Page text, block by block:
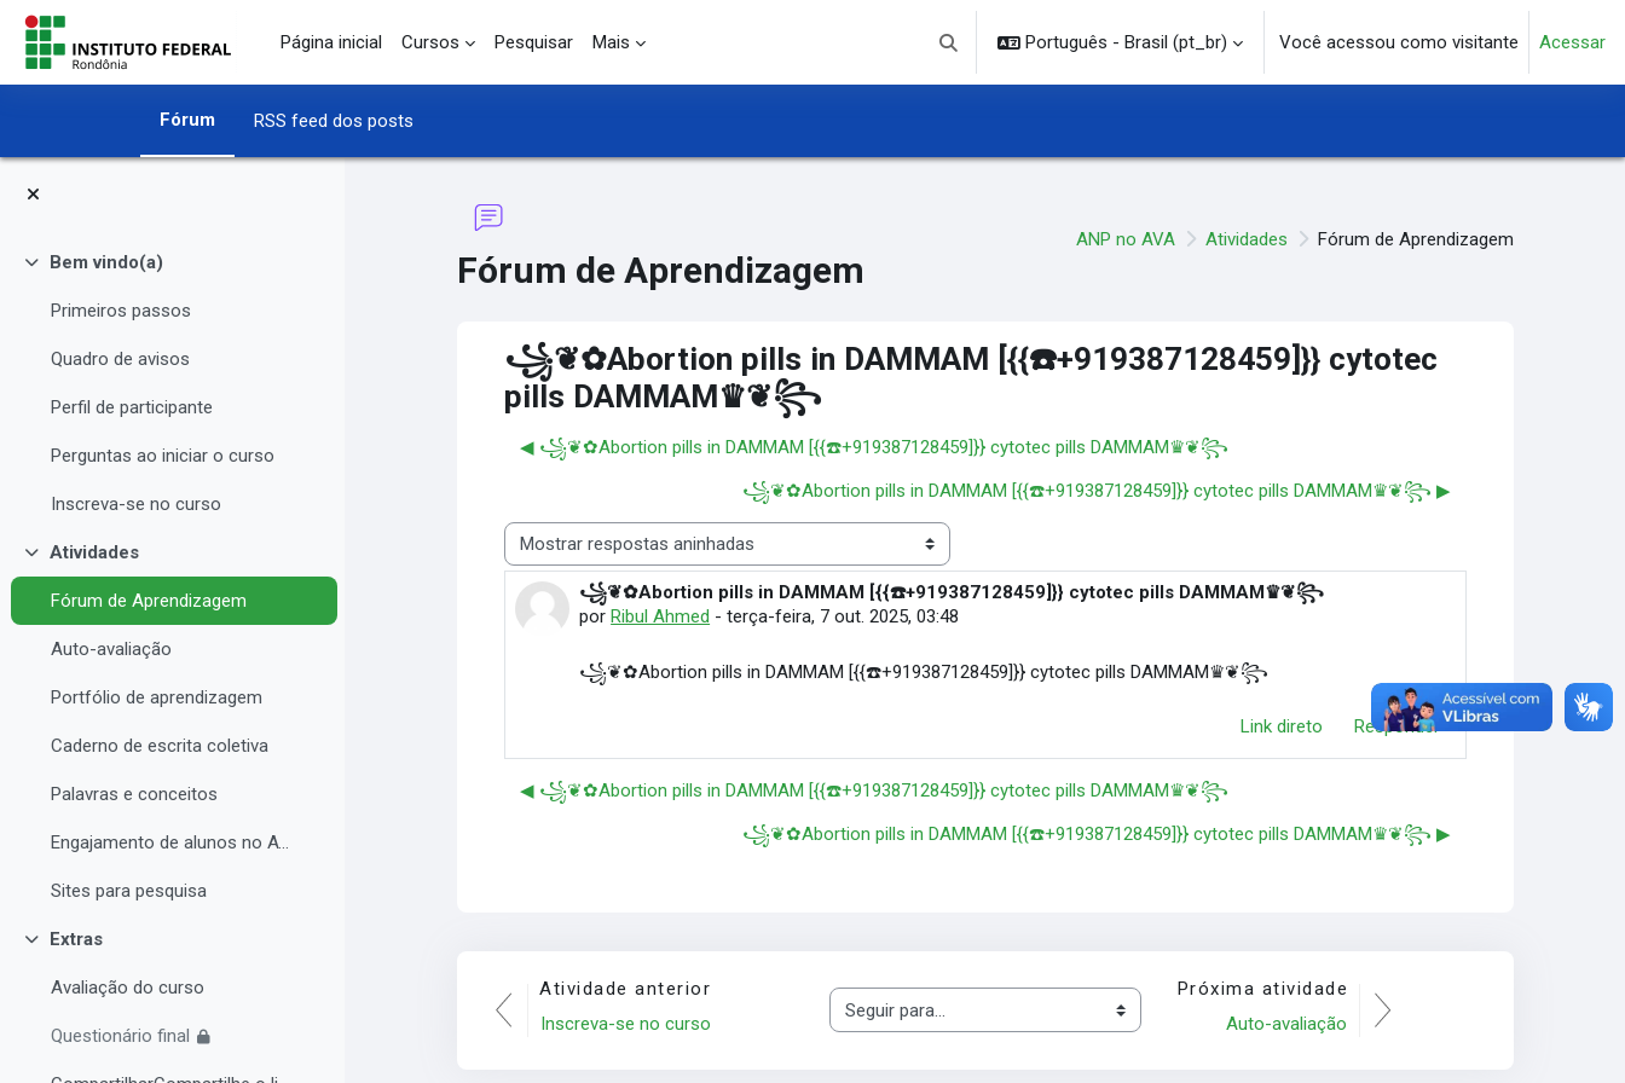
Ir para o conteúdo principal
Página inicial
Cursos Pesquisar Mais
Alternar entrada de pesquisa
Português - Brasil ‎(pt_br)‎ Você acessou como visitante Acessar
Fórum RSS feed dos posts
Contrair
Bem vindo(a)
Primeiros passos
Quadro de avisos
Perfil de participante
Perguntas ao iniciar o curso
Inscreva-se no curso
Contrair
Atividades
Fórum de Aprendizagem
Auto-avaliação
Portfólio de aprendizagem
Caderno de escrita coletiva
Palavras e conceitos
Engajamento de alunos no AVA e Desempenho Acadêmico
Sites para pesquisa
Contrair
Extras
Avaliação do curso
Questionário final
Fórum de Aprendizagem
ANP no AVA Atividades Fórum de Aprendizagem
꧁❦✿Abortion pills in DAMMAM [{{☎️+919387128459]}} cytotec
pills DAMMAM♛❦꧂
◀︎ ꧁❦✿Abortion pills in DAMMAM [{{☎️+919387128459]}} cytotec pills DAMMAM♛❦꧂
꧁❦✿Abortion pills in DAMMAM [{{☎️+919387128459]}} cytotec pills DAMMAM♛❦꧂ ▶︎
Modo de visualização
꧁❦✿Abortion pills in DAMMAM [{{☎️+919387128459]}} cytotec pills DAMMAM♛❦꧂
porRibul Ahmed -terça-feira, 7 out. 2025, 03:48
Número de respostas: 0
꧁❦✿Abortion pills in DAMMAM [{{☎️+919387128459]}} cytotec pills DAMMAM♛❦꧂
Link direto Responder
◀︎ ꧁❦✿Abortion pills in DAMMAM [{{☎️+919387128459]}} cytotec pills DAMMAM♛❦꧂
꧁❦✿Abortion pills in DAMMAM [{{☎️+919387128459]}} cytotec pills DAMMAM♛❦꧂ ▶︎
Atividade anterior
Inscreva-se no curso
Seguir para...
Próxima atividade
Auto-avaliação